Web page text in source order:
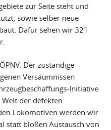
zur Seite steht und
sowie selber neue
Dafür sehen wir 321
Der zuständige
Versäumnissen
Initiative
der defekten
Lokomotiven werden wir
statt bloßen Austausch von